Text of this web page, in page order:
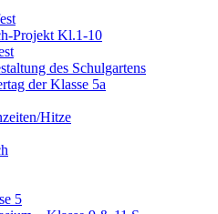
Projekt Kl.1-10
des Schulgartens
der Klasse 5a
Hitze
5